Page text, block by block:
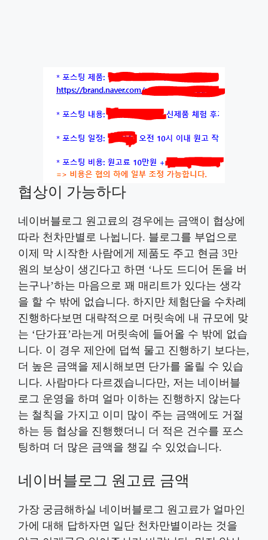
협상이 가능하다
네이버블로그 원고료의 경우에는 금액이 협상에
따라 천차만별로 나뉩니다. 블로그를 부업으로
이제 막 시작한 사람에게 제품도 주고 현금 3만
원의 보상이 생긴다고 하면 ‘나도 드디어 돈을 버
는구나’하는 마음으로 꽤 매리트가 있다는 생각
을 할 수 밖에 없습니다. 하지만 체험단을 수차례
진행하다보면 대략적으로 머릿속에 내 규모에 맞
는 ‘단가표’라는게 머릿속에 들어올 수 밖에 없습
니다. 이 경우 제안에 덥썩 물고 진행하기 보다는,
더 높은 금액을 제시해보면 단가를 올릴 수 있습
니다. 사람마다 다르겠습니다만, 저는 네이버블
로그 운영을 하며 얼마 이하는 진행하지 않는다
는 철칙을 가지고 이미 많이 주는 금액에도 거절
하는 등 협상을 진행했더니 더 적은 건수를 포스
팅하며 더 많은 금액을 챙길 수 있었습니다.
네이버블로그 원고료 금액
가장 궁금해하실 네이버블로그 원고료가 얼마인
가에 대해 답하자면 일단 천차만별이라는 것을